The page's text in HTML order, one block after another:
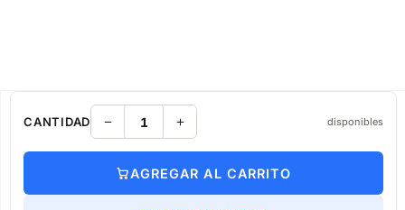
CANTIDAD disponibles
AGREGAR AL CARRITO